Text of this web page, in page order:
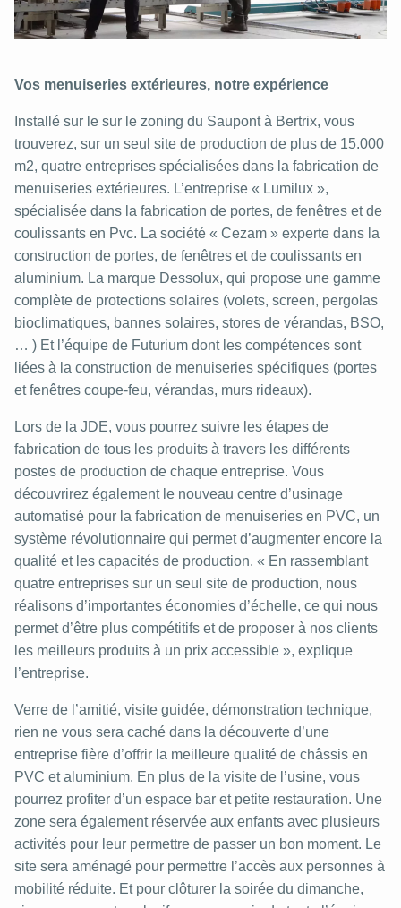
Vos menuiseries extérieures, notre expérience
Installé sur le sur le zoning du Saupont à Bertrix, vous
trouverez, sur un seul site de production de plus de 15.000
m2, quatre entreprises spécialisées dans la fabrication de
menuiseries extérieures. L’entreprise « Lumilux »,
spécialisée dans la fabrication de portes, de fenêtres et de
coulissants en Pvc. La société « Cezam » experte dans la
construction de portes, de fenêtres et de coulissants en
aluminium. La marque Dessolux, qui propose une gamme
complète de protections solaires (volets, screen, pergolas
bioclimatiques, bannes solaires, stores de vérandas, BSO,
… ) Et l’équipe de Futurium dont les compétences sont
liées à la construction de menuiseries spécifiques (portes
et fenêtres coupe-feu, vérandas, murs rideaux).
Lors de la JDE, vous pourrez suivre les étapes de
fabrication de tous les produits à travers les différents
postes de production de chaque entreprise. Vous
découvrirez également le nouveau centre d’usinage
automatisé pour la fabrication de menuiseries en PVC, un
système révolutionnaire qui permet d’augmenter encore la
qualité et les capacités de production. « En rassemblant
quatre entreprises sur un seul site de production, nous
réalisons d’importantes économies d’échelle, ce qui nous
permet d’être plus compétitifs et de proposer à nos clients
les meilleurs produits à un prix accessible », explique
l’entreprise.
Verre de l’amitié, visite guidée, démonstration technique,
rien ne vous sera caché dans la découverte d’une
entreprise fière d’offrir la meilleure qualité de châssis en
PVC et aluminium. En plus de la visite de l’usine, vous
pourrez profiter d’un espace bar et petite restauration. Une
zone sera également réservée aux enfants avec plusieurs
activités pour leur permettre de passer un bon moment. Le
site sera aménagé pour permettre l’accès aux personnes à
mobilité réduite. Et pour clôturer la soirée du dimanche,